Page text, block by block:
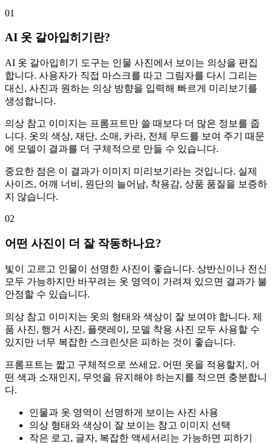
01
AI 옷 갈아입히기란?
AI 옷 갈아입히기 도구는 인물 사진에서 보이는 의상을 편집
합니다. 사용자가 직접 마스크를 따고 그림자를 다시 그리는
대신, 사진과 원하는 의상 방향을 입력해 빠르게 미리보기를
생성합니다.
의상 참고 이미지는 프롬프트만 쓸 때보다 더 많은 정보를 줍
니다. 옷의 색상, 재단, 소매, 카라, 전체 무드를 보여 주기 때문
에 모델이 결과를 더 구체적으로 만들 수 있습니다.
중요한 점은 이 결과가 이미지 미리보기라는 것입니다. 실제
사이즈, 어깨 너비, 원단의 늘어남, 착용감, 상품 품질을 보증하
지 않습니다.
02
어떤 사진이 더 잘 작동하나요?
빛이 고르고 인물이 선명한 사진이 좋습니다. 상반신이나 전신
모두 가능하지만 바꾸려는 옷 영역이 가려져 있으면 결과가 불
안정할 수 있습니다.
의상 참고 이미지는 옷의 형태와 색상이 잘 보여야 합니다. 제
품 사진, 행거 사진, 플랫레이, 모델 착용 사진 모두 사용할 수
있지만 너무 복잡한 스크린샷은 피하는 것이 좋습니다.
프롬프트는 짧고 구체적으로 쓰세요. 어떤 옷을 적용할지, 어
떤 색과 소재인지, 무엇을 유지해야 하는지를 적으면 충분합니
다.
인물과 옷 영역이 선명하게 보이는 사진 사용
의상 형태와 색상이 잘 보이는 참고 이미지 선택
작은 로고, 글자, 복잡한 액세서리는 가능하면 피하기